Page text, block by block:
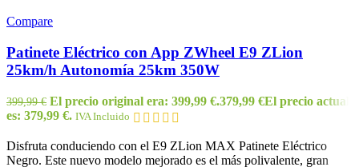
Compare
Patinete Eléctrico con App ZWheel E9 ZLion
25km/h Autonomía 25km 350W
399,99€ El precio original era: 399,99 €.379,99 €El precio actual
es: 379,99 €. IVA Incluido
Disfruta conduciendo con el E9 ZLion MAX Patinete Eléctrico
Negro. Este nuevo modelo mejorado es el más polivalente, gran